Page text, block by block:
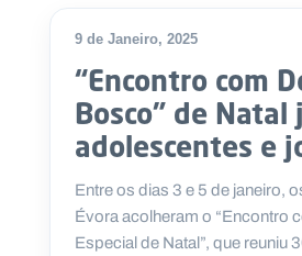
9 de Janeiro, 2025
“Encontro com
Bosco” de
adolescentes e
Entre os dias 3 e 5 de janeiro,
Évora acolheram o “Encontro
Especial de Natal”, que reuniu
l
e
tt
e